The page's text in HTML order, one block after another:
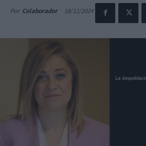
Por Colaborador 18/12/2024